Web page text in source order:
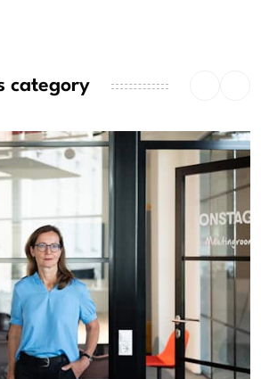
category